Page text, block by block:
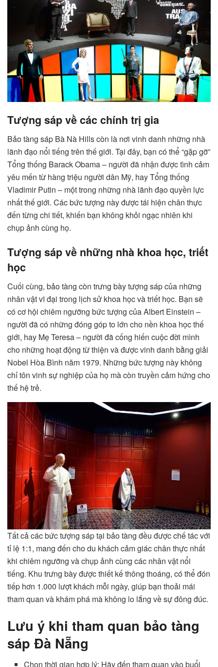
Tượng sáp về các chính trị gia
Bảo tàng sáp Bà Nà Hills còn là nơi vinh danh những nhà
lãnh đạo nổi tiếng trên thế giới. Tại đây, bạn có thể “gặp gỡ”
Tổng thống Barack Obama – người đã nhận được tình cảm
yêu mến từ hàng triệu người dân Mỹ, hay Tổng thống
Vladimir Putin – một trong những nhà lãnh đạo quyền lực
nhất thế giới. Các bức tượng này được tái hiện chân thực
đến từng chi tiết, khiến bạn không khỏi ngạc nhiên khi
chụp ảnh cùng họ.
Tượng sáp về những nhà khoa học, triết
học
Cuối cùng, bảo tàng còn trưng bày tượng sáp của những
nhân vật vĩ đại trong lịch sử khoa học và triết học. Bạn sẽ
có cơ hội chiêm ngưỡng bức tượng của Albert Einstein –
người đã có những đóng góp to lớn cho nền khoa học thế
giới, hay Mẹ Teresa – người đã cống hiến cuộc đời mình
cho những hoạt động từ thiện và được vinh danh bằng giải
Nobel Hòa Bình năm 1979. Những bức tượng này không
chỉ tôn vinh sự nghiệp của họ mà còn truyền cảm hứng cho
thế hệ trẻ.
Tất cả các bức tượng sáp tại bảo tàng đều được chế tác với
tỉ lệ 1:1, mang đến cho du khách cảm giác chân thực nhất
khi chiêm ngưỡng và chụp ảnh cùng các nhân vật nổi
tiếng. Khu trưng bày được thiết kế thông thoáng, có thể đón
tiếp hơn 1.000 lượt khách mỗi ngày, giúp bạn thoải mái
tham quan và khám phá mà không lo lắng về sự đông đúc.
Lưu ý khi tham quan bảo tàng
sáp Đà Nẵng
Chọn thời gian hợp lý: Hãy đến tham quan vào buổi